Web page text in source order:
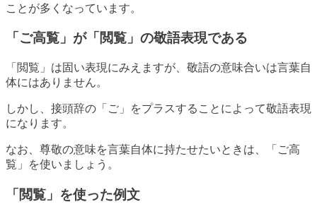
ことが多くなっています。
「ご高覧」が「閲覧」の敬語表現である
「閲覧」は固い表現にみえますが、敬語の意味合いは言葉自
体にはありません。
しかし、接頭辞の「ご」をプラスすることによって敬語表現
になります。
なお、尊敬の意味を言葉自体に持たせたいときは、「ご高
覧」を使いましょう。
「閲覧」を使った例文